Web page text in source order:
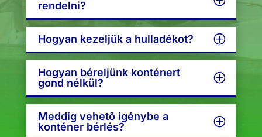
rendelni?
Hogyan kezeljük a hulladékot?
Hogyan béreljünk konténert
gond nélkül?
Meddig vehető igénybe a
konténer bérlés?